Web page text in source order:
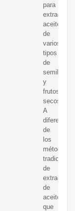
para
extraer
aceite
de
varios
tipos
de
semillas
y
frutos
secos.
A
diferencia
de
los
métodos
de
extracción
de
aceite,
que